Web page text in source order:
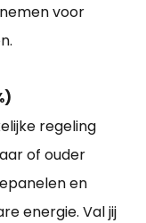
voor
regeling
of ouder
en
energie. Val jij